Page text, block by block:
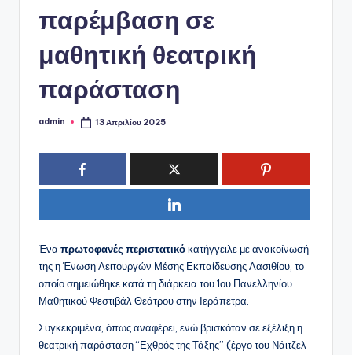
παρέμβαση σε
μαθητική θεατρική
παράσταση
Συγγραφέας:
admin 13 Απριλίου 2025
Ένα πρωτοφανές περιστατικόκατήγγειλε με ανακοίνωσή
της η Ένωση Λειτουργών Μέσης Εκπαίδευσης Λασιθίου, το
οποίο σημειώθηκε κατά τη διάρκεια του 1ου Πανελληνίου
Μαθητικού Φεστιβάλ Θεάτρου στην Ιεράπετρα.
Συγκεκριμένα, όπως αναφέρει, ενώ βρισκόταν σε εξέλιξη η
θεατρική παράσταση “Εχθρός της Τάξης” (έργο του Νάιτζελ